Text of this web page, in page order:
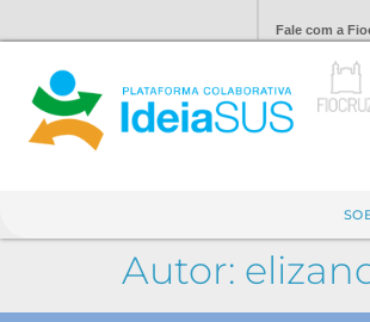
Fale com a
Autor: